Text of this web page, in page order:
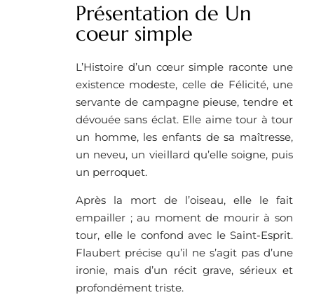
Présentation de Un
coeur simple
L’Histoire d’un cœur simple raconte une
existence modeste, celle de Félicité, une
servante de campagne pieuse, tendre et
dévouée sans éclat. Elle aime tour à tour
un homme, les enfants de sa maîtresse,
un neveu, un vieillard qu’elle soigne, puis
un perroquet.
Après la mort de l’oiseau, elle le fait
empailler ; au moment de mourir à son
tour, elle le confond avec le Saint-Esprit.
Flaubert précise qu’il ne s’agit pas d’une
ironie, mais d’un récit grave, sérieux et
profondément triste.